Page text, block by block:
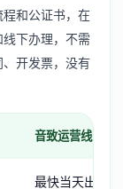
和公证书，在
下办理，不需
开发票，没有
音致运营线上办
最快当天出证